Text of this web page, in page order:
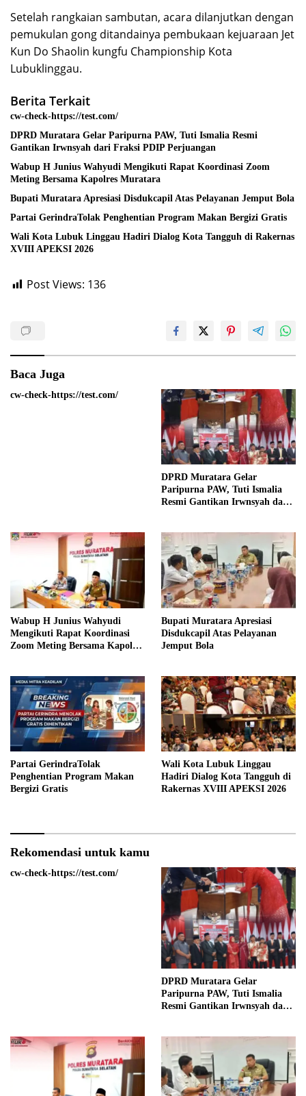
Setelah rangkaian sambutan, acara dilanjutkan dengan
pemukulan gong ditandainya pembukaan kejuaraan Jet
Kun Do Shaolin kungfu Championship Kota
Lubuklinggau.
Berita Terkait
cw-check-https://test.com/
DPRD Muratara Gelar Paripurna PAW, Tuti Ismalia Resmi
Gantikan Irwnsyah dari Fraksi PDIP Perjuangan
Wabup H Junius Wahyudi Mengikuti Rapat Koordinasi Zoom
Meting Bersama Kapolres Muratara
Bupati Muratara Apresiasi Disdukcapil Atas Pelayanan Jemput Bola
Partai GerindraTolak Penghentian Program Makan Bergizi Gratis
Wali Kota Lubuk Linggau Hadiri Dialog Kota Tangguh di Rakernas
XVIII APEKSI 2026
Post Views: 136
Baca Juga
cw-check-https://test.com/
DPRD Muratara Gelar
Paripurna PAW, Tuti Ismalia
Resmi Gantikan Irwnsyah dari
Wabup H Junius Wahyudi
Mengikuti Rapat Koordinasi
Zoom Meting Bersama Kapolres
Bupati Muratara Apresiasi
Disdukcapil Atas Pelayanan
Jemput Bola
Partai GerindraTolak
Penghentian Program Makan
Bergizi Gratis
Wali Kota Lubuk Linggau
Hadiri Dialog Kota Tangguh di
Rakernas XVIII APEKSI 2026
Rekomendasi untuk kamu
cw-check-https://test.com/
DPRD Muratara Gelar
Paripurna PAW, Tuti Ismalia
Resmi Gantikan Irwnsyah dari